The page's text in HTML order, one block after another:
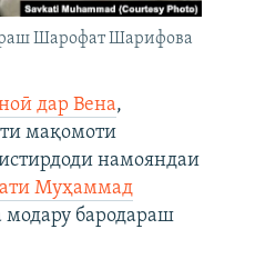
Шарофат Шарифова
дар Вена,
мақомоти
намояндаи
Муҳаммад
модару бародараш